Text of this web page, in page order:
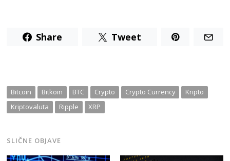
Share Tweet
Bitcoin Bitkoin BTC Crypto Crypto Currency
Kripto
Kriptovaluta
Ripple XRP
SLIČNE OBJAVE